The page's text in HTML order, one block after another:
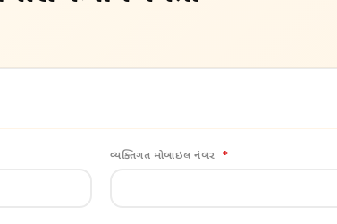
વ્યક્તિગત મોબાઇલ નંબર *